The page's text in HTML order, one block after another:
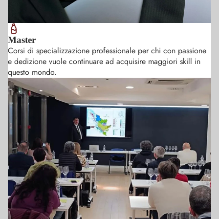
Master
Corsi di specializzazione professionale per chi con passione
e dedizione vuole continuare ad acquisire maggiori skill in
questo mondo.